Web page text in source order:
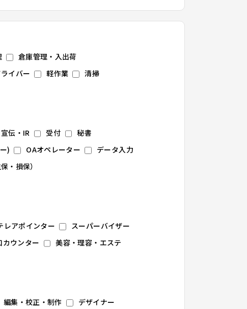
倉庫管理・入出荷
イバー 軽作業
清掃
伝・IR 受付
秘書
) OAオペレーター
データ入力
・損保）
レアポインター
スーパーバイザー
カウンター
美容・理容・エステ
編集・校正・制作
デザイナー